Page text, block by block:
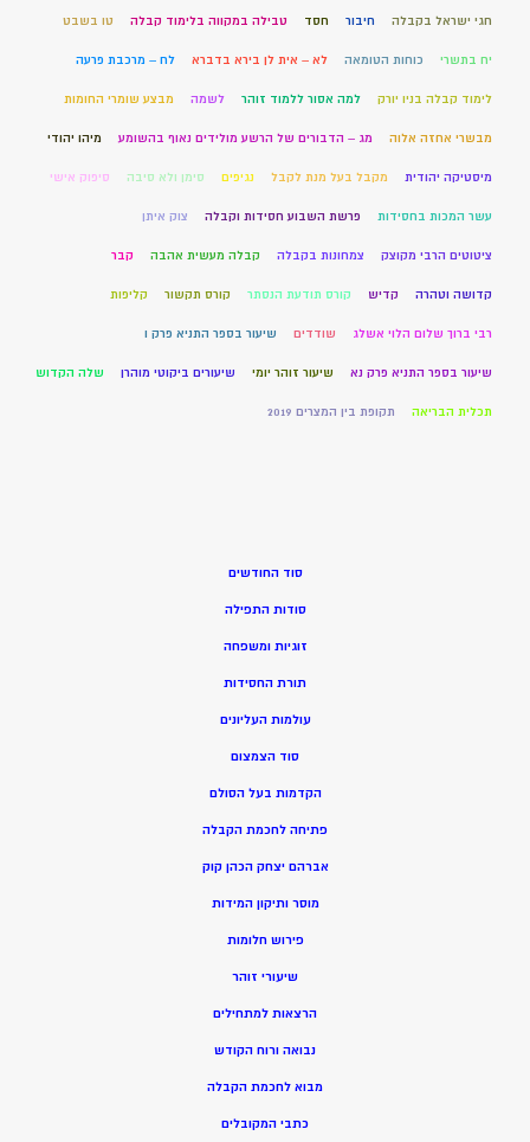
חגי ישראל בקבלה חיבור חסד טבילה במקווה בלימוד קבלה טו בשבט
יח בתשרי כוחות הטומאה לא – אית לן בירא בדברא לח – מרכבת פרעה
לימוד קבלה בניו יורק למה אסור ללמוד זוהר לשמה מבצע שומרי החומות
מבשרי אחזה אלוה מג – הדבורים של הרשע מולידים נאוף בהשומע מיהו יהודי
מיסטיקה יהודית מקבל בעל מנת לקבל נגיפים סימן ולא סיבה סיפוק אישי
עשר המכות בחסידות פרשת השבוע חסידות וקבלה צוק איתן
ציטוטים הרבי מקוצק צמחונות בקבלה קבלה מעשית אהבה קבר
קדושה וטהרה קדיש קורס תודעת הנסתר קורס תקשור קליפות
רבי ברוך שלום הלוי אשלג שודדים שיעור בספר התניא פרק ו
שיעור בספר התניא פרק נא שיעור זוהר יומי שיעורים ביקוטי מוהרן שלה הקדוש
תכלית הבריאה תקופת בין המצרים 2019
סוד החודשים
סודות התפילה
זוגיות ומשפחה
תורת החסידות
עולמות העליונים
סוד הצמצום
הקדמות בעל הסולם
פתיחה לחכמת הקבלה
אברהם יצחק הכהן קוק
מוסר ותיקון המידות
פירוש חלומות
שיעורי זוהר
הרצאות למתחילים
נבואה ורוח הקודש
מבוא לחכמת הקבלה
כתבי המקובלים